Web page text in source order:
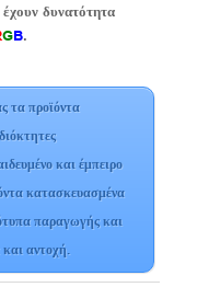
δυνατότητα
GB.
τα προϊόντα
και έμπειρο
κατασκευασμένα
παραγωγής και
και αντοχή.